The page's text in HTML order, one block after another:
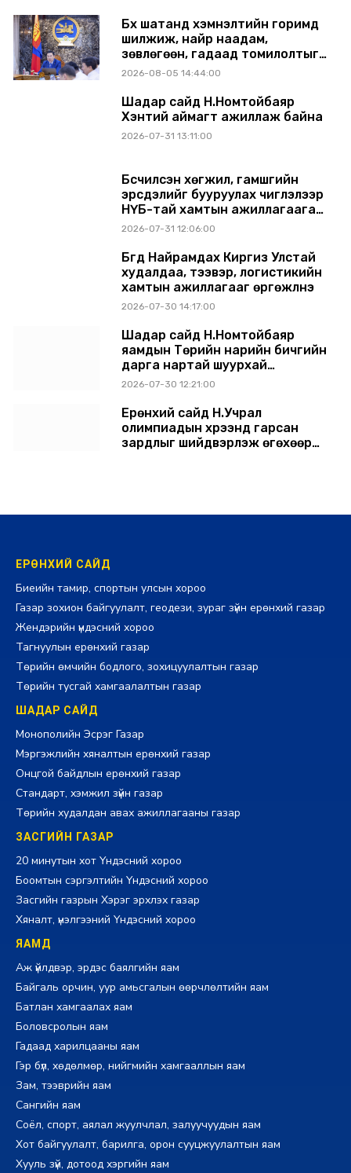
Бүх шатанд хэмнэлтийн горимд
шилжиж, найр наадам,
зөвлөгөөн, гадаад томилолтыг
хориглолоо
2026-08-05 14:44:00
Шадар сайд Н.Номтойбаяр
Хэнтий аймагт ажиллаж байна
2026-07-31 13:11:00
Бүсчилсэн хөгжил, гамшгийн
эрсдэлийг бууруулах чиглэлээр
НҮБ-тай хамтын ажиллагаагаа
өргөжүүлэхээр санал солилцлоо
2026-07-31 12:06:00
Бүгд Найрамдах Киргиз Улстай
худалдаа, тээвэр, логистикийн
хамтын ажиллагааг өргөжүүлнэ
2026-07-30 14:17:00
Шадар сайд Н.Номтойбаяр
яамдын Төрийн нарийн бичгийн
дарга нартай шуурхай
хуралдлаа
2026-07-30 12:21:00
Ерөнхий сайд Н.Учрал
олимпиадын хүрээнд гарсан
зардлыг шийдвэрлэж өгөхөөр
ЕРӨНХИЙ САЙД
Биеийн тамир, спортын улсын хороо
Газар зохион байгуулалт, геодези, зураг зүйн ерөнхий газар
Жендэрийн үндэсний хороо
Тагнуулын ерөнхий газар
Төрийн өмчийн бодлого, зохицуулалтын газар
Төрийн тусгай хамгаалалтын газар
ШАДАР САЙД
Монополийн Эсрэг Газар
Мэргэжлийн хяналтын ерөнхий газар
Онцгой байдлын ерөнхий газар
Стандарт, хэмжил зүйн газар
Төрийн худалдан авах ажиллагааны газар
ЗАСГИЙН ГАЗАР
20 минутын хот Үндэсний хороо
Боомтын сэргэлтийн Үндэсний хороо
Засгийн газрын Хэрэг эрхлэх газар
Хяналт, үнэлгээний Үндэсний хороо
ЯАМД
Аж үйлдвэр, эрдэс баялгийн яам
Байгаль орчин, уур амьсгалын өөрчлөлтийн яам
Батлан хамгаалах яам
Боловсролын яам
Гадаад харилцааны яам
Гэр бүл, хөдөлмөр, нийгмийн хамгааллын яам
Зам, тээврийн яам
Сангийн яам
Соёл, спорт, аялал жуулчлал, залуучуудын яам
Хот байгуулалт, барилга, орон сууцжуулалтын яам
Хууль зүй, дотоод хэргийн яам